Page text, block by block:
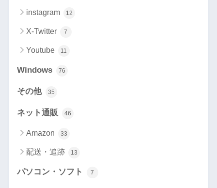
instagram 12
X-Twitter 7
Youtube 11
Windows 76
その他 35
ネット通販 46
Amazon 33
配送・追跡 13
パソコン・ソフト 7